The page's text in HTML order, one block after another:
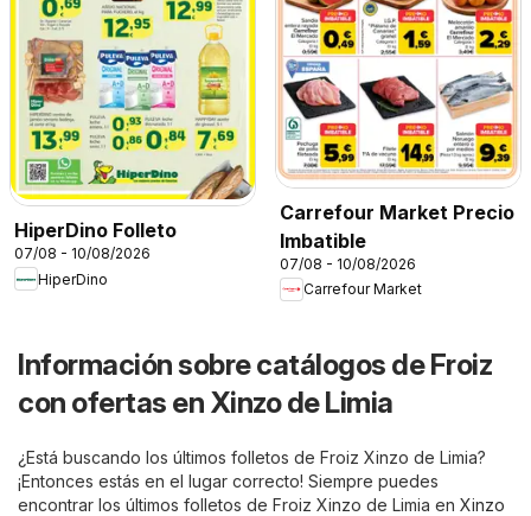
HiperDino Folleto
07/08 - 10/08/2026
HiperDino
Carrefour Market Precio
Imbatible
07/08 - 10/08/2026
Carrefour Market
Información sobre catálogos de Froiz
con ofertas en Xinzo de Limia
¿Está buscando los últimos folletos de Froiz Xinzo de Limia?
¡Entonces estás en el lugar correcto! Siempre puedes
encontrar los últimos folletos de Froiz Xinzo de Limia en Xinzo